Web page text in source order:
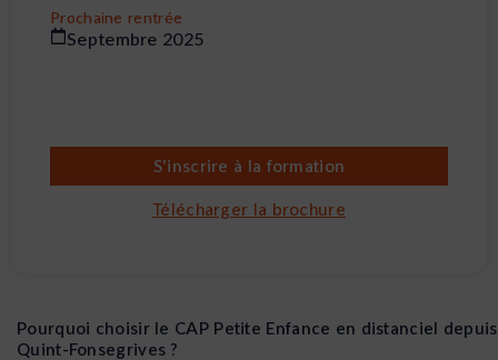
Prochaine rentrée
Septembre 2025
S'inscrire à la formation
Télécharger la brochure
Pourquoi choisir le CAP Petite Enfance en distanciel depuis
Quint-Fonsegrives ?